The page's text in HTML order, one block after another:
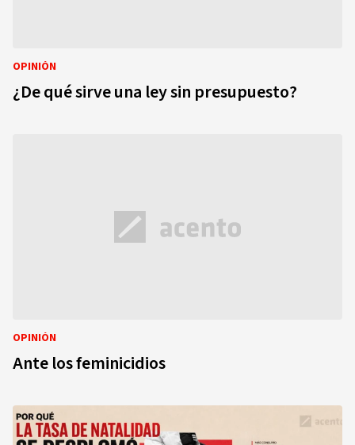
OPINIÓN
¿De qué sirve una ley sin presupuesto?
OPINIÓN
Ante los feminicidios